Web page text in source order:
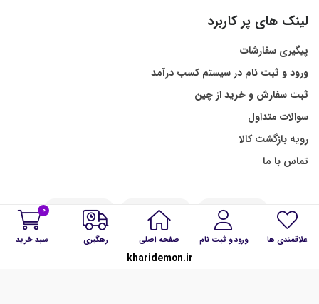
0
سبد خرید رهگیری صفحه اصلی ورود و ثبت نام علاقمندی ها
kharidemon.ir
لینک های پر کاربرد
پیگیری سفارشات
ورود و ثبت نام در سیستم کسب درآمد
ثبت سفارش و خرید از چین
سوالات متداول
رویه بازگشت کالا
تماس با ما